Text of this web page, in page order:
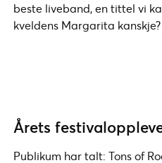
beste liveband, en tittel vi
kveldens Margarita kanskje?
Årets
Publikum har talt: Tons of